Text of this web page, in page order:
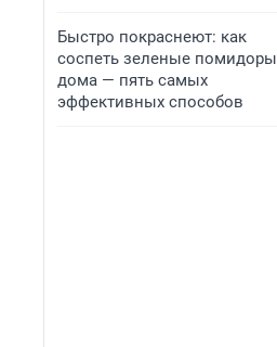
Быстро покраснеют: как
соспеть зеленые помидоры
дома — пять самых
эффективных способов